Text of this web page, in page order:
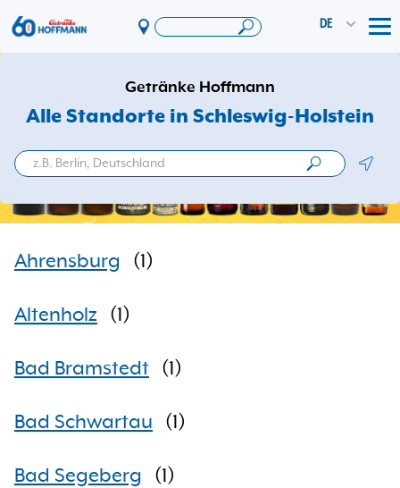
DE
Angebote & Aktionen
App
Vereinswelt
DosenExpress
Services
Getränke Hoffmann
Alle Standorte in Schleswig-Holstein
Ahrensburg (1)
Altenholz (1)
Bad Bramstedt (1)
Bad Schwartau (1)
Bad Segeberg (1)